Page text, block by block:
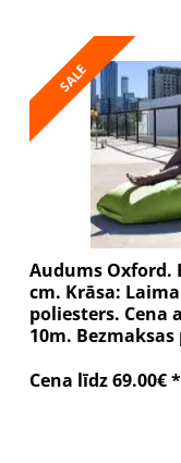
SALE
Audums Oxford.
cm. Krāsa:
poliesters. Cena
10m. Bezmaksas
Cena līdz 69.00€ *